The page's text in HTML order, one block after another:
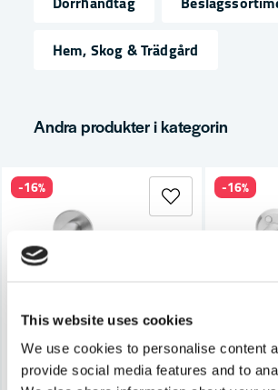
This website uses cookies
We use cookies to personalise content
provide social media features and to
Namn
Ja, ni får publicera min fråga
Skicka fråga
Hem, Skog & Trädgård
Andra produkter i kategorin
Habo Dörrhandtag Denver Kombi Borstad
-16%
Habo
-16%